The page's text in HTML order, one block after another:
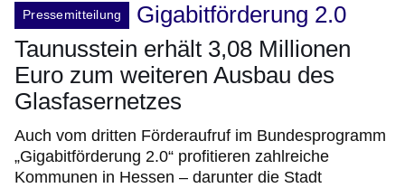
Pressemitteilung
Gigabitförderung 2.0
Taunusstein erhält 3,08 Millionen
Euro zum weiteren Ausbau des
Glasfasernetzes
Auch vom dritten Förderaufruf im Bundesprogramm
„Gigabitförderung 2.0“ profitieren zahlreiche
Kommunen in Hessen – darunter die Stadt